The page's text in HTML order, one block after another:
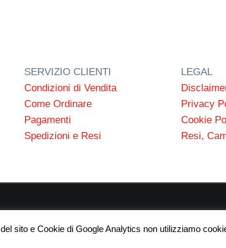
SERVIZIO CLIENTI
Condizioni di Vendita
Come Ordinare
Pagamenti
Spedizioni e Resi
LEGAL
Privacy
Cookie
Resi,
sito e Cookie di Google Analytics non utilizziamo